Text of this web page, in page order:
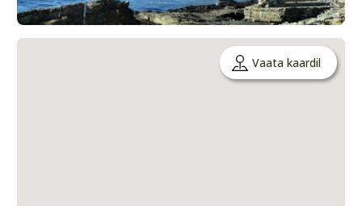
Vaata kaardil